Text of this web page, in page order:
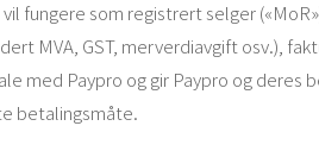
fungere som registrert selger
MVA, GST, merverdiavgift osv.),
med Paypro og gir Paypro og deres
betalingsmåte.